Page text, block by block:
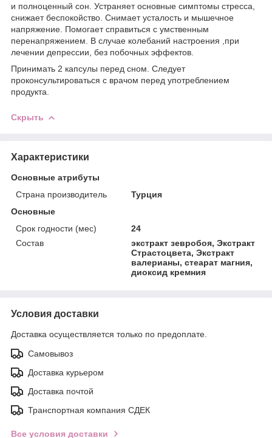
и полноценный сон. Устраняет основные симптомы стресса,
снижает беспокойство. Снимает усталость и мышечное
напряжение. Помогает справиться с умственным
перенапряжением. В случае колебаний настроения ,при
лечении депрессии, без побочных эффектов.
Принимать 2 капсулы перед сном. Следует
проконсультироваться с врачом перед употреблением
продукта.
Скрыть
Характеристики
Основные атрибуты
Страна производитель
Турция
Основные
Срок годности (мес)
24
Состав
экстракт зевробоя, Экстракт
Страстоцвета, Экстракт
валерианы, стеарат магния,
диоксид кремния
Условия доставки
Доставка осуществляется только по предоплате.
Самовывоз
Доставка курьером
Доставка почтой
Транспортная компания СДЕК
Все условия доставки